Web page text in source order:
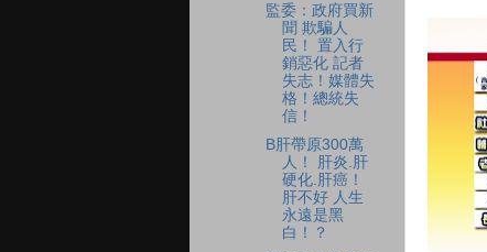
監委：政府買新
聞 欺騙人
民！ 置入行
銷惡化 記者
失志！媒體失
格！總統失
信！
B肝帶原300萬
人！ 肝炎.肝
硬化.肝癌！
肝不好 人生
永遠是黑
白！？